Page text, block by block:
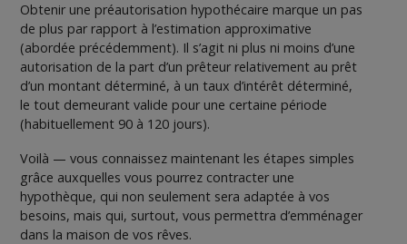
Obtenir une préautorisation hypothécaire marque un pas
de plus par rapport à l’estimation approximative
(abordée précédemment). Il s’agit ni plus ni moins d’une
autorisation de la part d’un prêteur relativement au prêt
d’un montant déterminé, à un taux d’intérêt déterminé,
le tout demeurant valide pour une certaine période
(habituellement 90 à 120 jours).
Voilà — vous connaissez maintenant les étapes simples
grâce auxquelles vous pourrez contracter une
hypothèque, qui non seulement sera adaptée à vos
besoins, mais qui, surtout, vous permettra d’emménager
dans la maison de vos rêves.